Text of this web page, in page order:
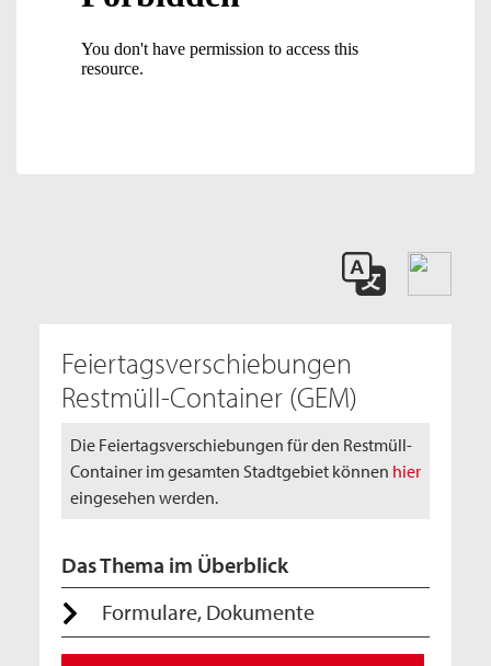
Feiertagsverschiebungen
Restmüll-Container (GEM)
Die Feiertagsverschiebungen für den Restmüll-
Container im gesamten Stadtgebiet können hier
eingesehen werden.
Das Thema im Überblick
Formulare, Dokumente